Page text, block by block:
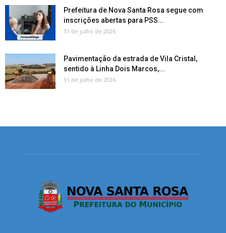
Prefeitura de Nova Santa Rosa segue com
inscrições abertas para PSS...
31 de julho de 2026
Pavimentação da estrada de Vila Cristal,
sentido à Linha Dois Marcos,...
31 de julho de 2026